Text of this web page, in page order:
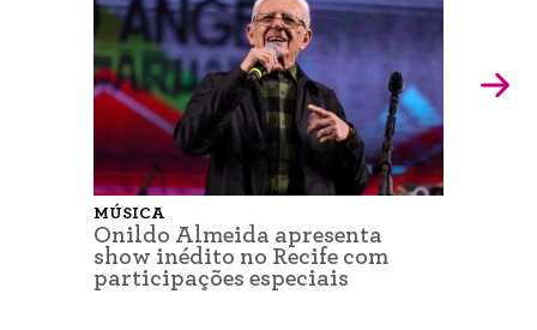
MÚSICA
Onildo Almeida apresenta
show inédito no Recife com
participações especiais